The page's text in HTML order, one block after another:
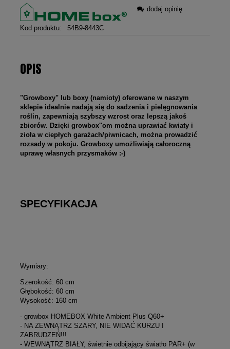
Kod produktu: 54B9-8443C
dodaj opinię
OPIS
"Growboxy" lub boxy (namioty) oferowane w naszym
sklepie idealnie nadają się do sadzenia i pielęgnowania
roślin, zapewniają szybszy wzrost oraz lepszą jakoś
zbiorów. Dzięki growbox''om można uprawiać kwiaty i
zioła w ciepłych garażach/piwnicach, można prowadzić
rozsady w pokoju. Growboxy umożliwiają całoroczną
uprawę własnych przysmaków :-)
SPECYFIKACJA
Wymiary:
Szerokość: 60 cm
Głębokość: 60 cm
Wysokość: 160 cm
- growbox HOMEBOX White Ambient Plus Q60+
- NA ZEWNĄTRZ SZARY, NIE WIDAĆ KURZU I
ZABRUDZEŃ!!!
- WEWNĄTRZ BIAŁY, świetnie odbijający światło PAR+ (w